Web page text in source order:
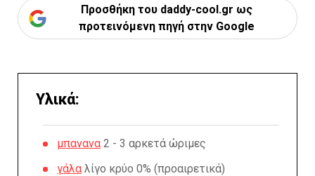
Προσθήκη του daddy-cool.gr ως
προτεινόμενη πηγή στην Google
Υλικά:
μπανανα 2 - 3 αρκετά ώριμες
γάλα λίγο κρύο 0% (προαιρετικά)